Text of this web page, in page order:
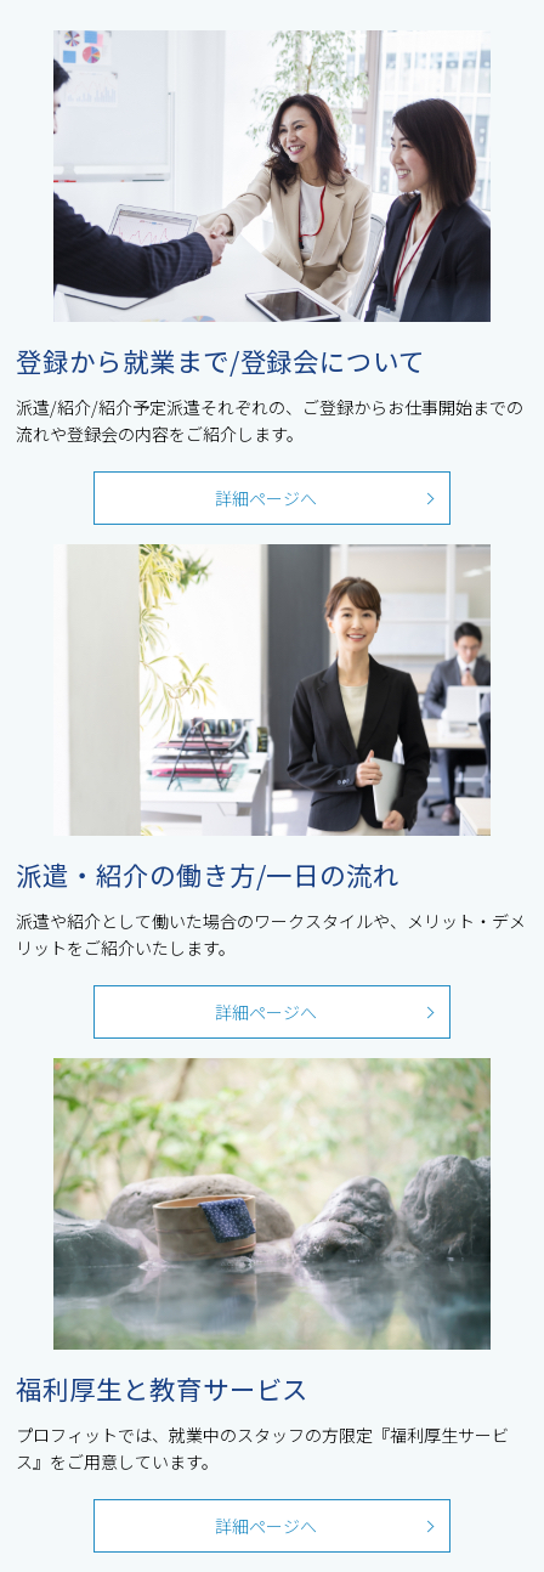
登録から就業まで/登録会について
派遣/紹介/紹介予定派遣それぞれの、ご登録からお仕事開始までの
流れや登録会の内容をご紹介します。
詳細ページへ
派遣・紹介の働き方/一日の流れ
派遣や紹介として働いた場合のワークスタイルや、メリット・デメ
リットをご紹介いたします。
詳細ページへ
福利厚生と教育サービス
プロフィットでは、就業中のスタッフの方限定『福利厚生サービ
ス』をご用意しています。
詳細ページへ